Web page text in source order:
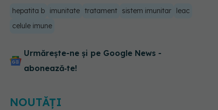
hepatita b imunitate tratament sistem imunitar
leac
celule imune
Urmărește-ne și pe Google News -
abonează‑te!
NOUTĂȚI